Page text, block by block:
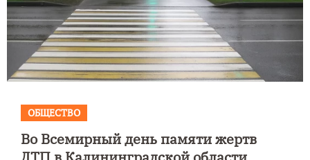
ОБЩЕСТВО
Во Всемирный день памяти жертв